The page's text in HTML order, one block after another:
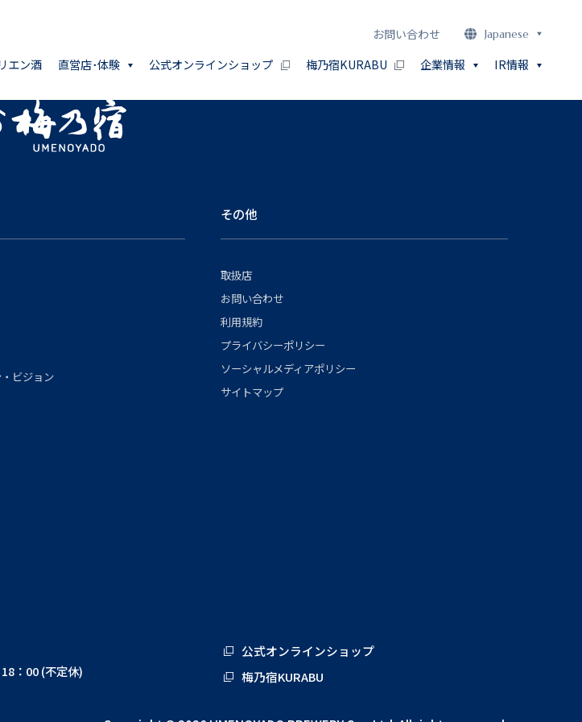
お問い合わせ Japanese
エン酒 直営店･体験 公式オンラインショップ 梅乃宿KURABU 企業情報 IR情報
ビジョン
その他
取扱店
お問い合わせ
利用規約
プライバシーポリシー
ソーシャルメディアポリシー
サイトマップ
：00 (不定休)
公式オンラインショップ
梅乃宿KURABU